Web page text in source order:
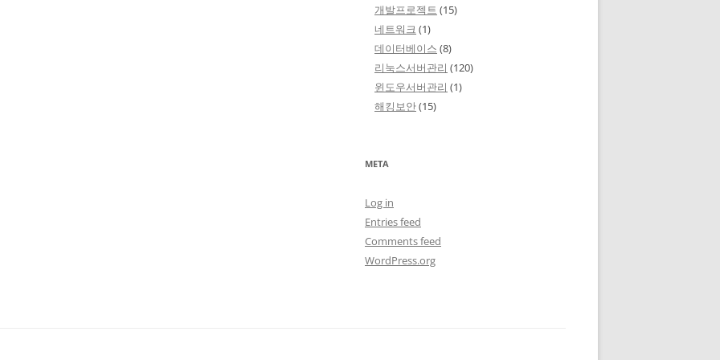
개발프로젝트 (15)
네트워크 (1)
데이터베이스 (8)
리눅스서버관리 (120)
윈도우서버관리 (1)
해킹보안(15)
META
Log in
Entries feed
Comments feed
WordPress.org